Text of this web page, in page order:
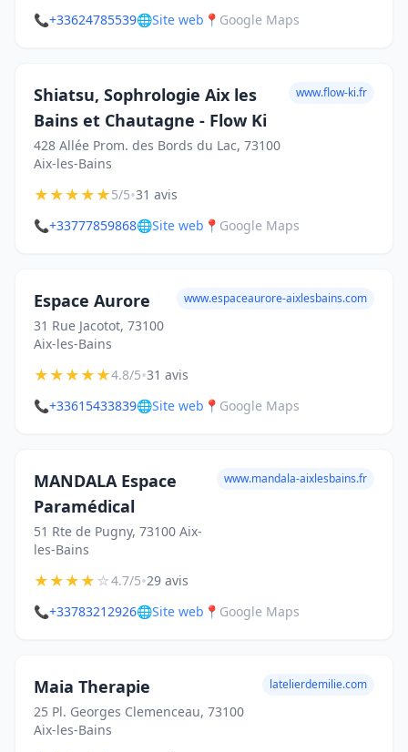
📞+33624785539🌐Site web 📍 Google Maps
Shiatsu, Sophrologie Aix les
Bains et Chautagne - Flow Ki
428 Allée Prom. des Bords du Lac, 73100
Aix-les-Bains
www.flow-ki.fr
★★★★★5/5•31 avis
📞+33777859868🌐Site web 📍 Google Maps
Espace Aurore
31 Rue Jacotot, 73100
Aix-les-Bains
www.espaceaurore-aixlesbains.com
★★★★★4.8/5•31 avis
📞+33615433839🌐Site web 📍 Google Maps
MANDALA Espace
Paramédical
51 Rte de Pugny, 73100 Aix-
les-Bains
www.mandala-aixlesbains.fr
★★★★☆4.7/5•29 avis
📞+33783212926🌐Site web 📍 Google Maps
Maia Therapie
25 Pl. Georges Clemenceau, 73100
Aix-les-Bains
latelierdemilie.com